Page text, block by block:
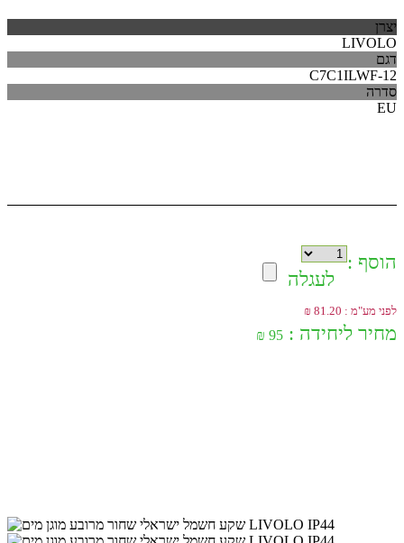
יצרן
LIVOLO
דגם
C7C1ILWF-12
סדרה
EU
הוסף :
לעגלה
לפני מע"מ : 81.20 ₪
מחיר ליחידה : 95 ₪